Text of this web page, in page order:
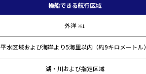
操船できる航行区域
外洋 ※1
平水区域および海岸より5海里以内（約9キロメートル）
湖・川および指定区域